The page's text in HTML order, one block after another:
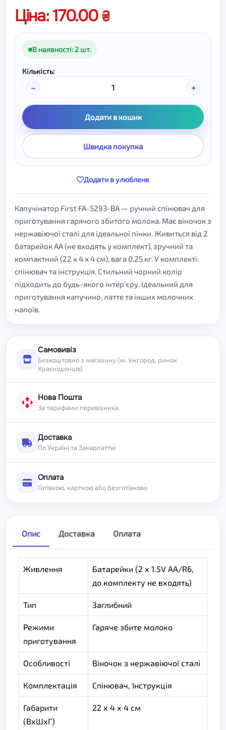
Ціна: 170.00
В наявності: 2 шт.
Кількість:
– +
Додати в кошик
Швидка покупка
Додати в улюблене
Капучінатор First FA-5293-BA — ручний спінювач для
приготування гарячого збитого молока. Має віночок з
нержавіючої сталі для ідеальної пінки. Живиться від 2
батарейок AA (не входять у комплект), зручний та
компактний (22 х 4 х 4 см), вага 0,25 кг. У комплекті:
спінювач та інструкція. Стильний чорний колір
підходить до будь-якого інтер'єру. Ідеальний для
приготування капучино, латте та інших молочних
напоїв.
Самовивіз
Безкоштовно з магазину (м. Ужгород, ринок
Краснодонців)
Нова Пошта
За тарифами перевізника
Доставка
По Україні та Закарпаттю
Оплата
Готівкою, карткою або безготівково
Опис Доставка Оплата
Живлення
Батарейки (2 х 1.5V AA/R6,
до комплекту не входять)
Тип Заглибний
Режими
приготування
Гаряче збите молоко
Особливості Віночок з нержавіючої сталі
Комплектація Спінювач, Інструкція
Габарити
(ВхШхГ)
22 х 4 х 4 см